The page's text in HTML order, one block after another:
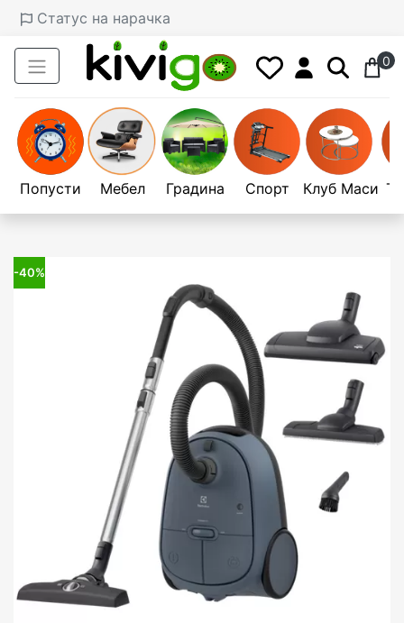
Статус на нарачка
0
Попусти Мебел Градина Спорт Клуб Маси
-40%